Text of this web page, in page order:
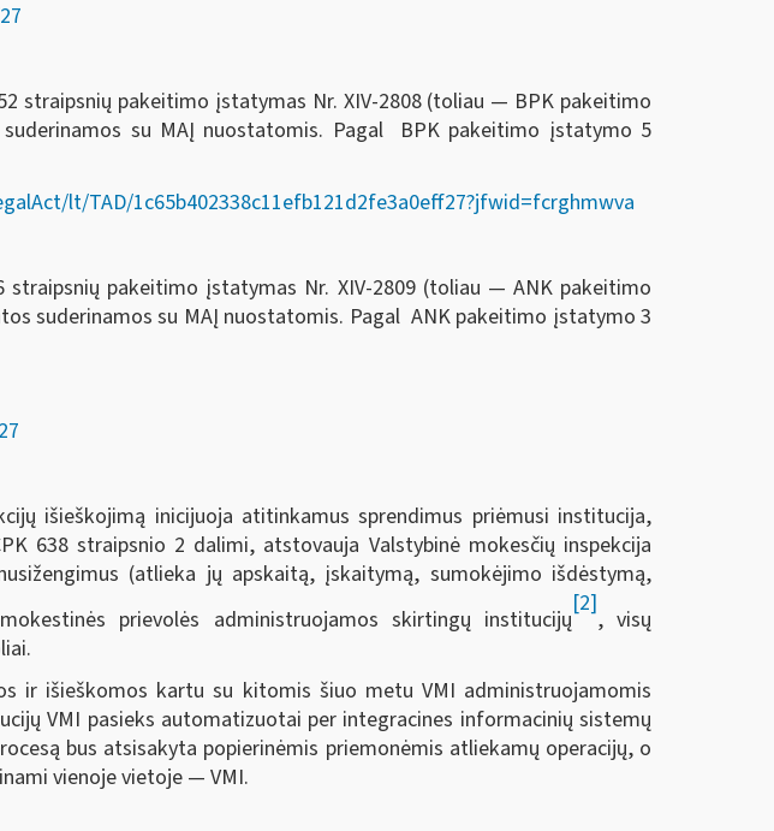
straipsnių pakeitimo įstatymas Nr. XIV-2808 (toliau — BPK pakeitimo
su MAĮ nuostatomis. Pagal BPK pakeitimo įstatymo 5
lt/TAD/1c65b402338c11efb121d2fe3a0eff27?jfwid=fcrghmwva
pakeitimo įstatymas Nr. XIV-2809 (toliau — ANK pakeitimo
suderinamos su MAĮ nuostatomis. Pagal ANK pakeitimo įstatymo 3
išieškojimą inicijuoja atitinkamus sprendimus priėmusi institucija,
638 straipsnio 2 dalimi, atstovauja Valstybinė mokesčių inspekcija
(atlieka jų apskaitą, įskaitymą, sumokėjimo išdėstymą,
prievolės administruojamos skirtingų institucijų
[2]
, visų
ir išieškomos kartu su kitomis šiuo metu VMI administruojamomis
VMI pasieks automatizuotai per integracines informacinių sistemų
bus atsisakyta popierinėmis priemonėmis atliekamų operacijų, o
vienoje vietoje — VMI.